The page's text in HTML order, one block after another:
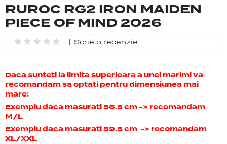
RUROC RG2 IRON MAIDEN
PIECE OF MIND 2026
Scrie o recenzie
Daca sunteti la limita superioara a unei marimi va
recomandam sa optati pentru dimensiunea mai
mare:
Exemplu daca masurati 56.5 cm -> recomandam
M/L
Exemplu daca masurati 59.5 cm -> recomandam
XL/XXL